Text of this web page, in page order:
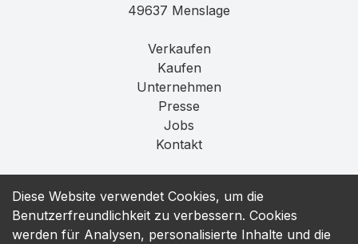
Diese Website verwendet Cookies, um die
Benutzerfreundlichkeit zu verbessern. Cookies
werden für Analysen, personalisierte Inhalte und die
49637 Menslage
Verkaufen
Kaufen
Unternehmen
Presse
Jobs
Kontakt
Datenschutz
T&C